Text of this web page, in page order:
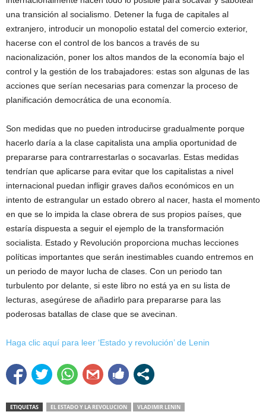
una transición al socialismo. Detener la fuga de capitales al
extranjero, introducir un monopolio estatal del comercio exterior,
hacerse con el control de los bancos a través de su
nacionalización, poner los altos mandos de la economía bajo el
control y la gestión de los trabajadores: estas son algunas de las
acciones que serían necesarias para comenzar la proceso de
planificación democrática de una economía.
Son medidas que no pueden introducirse gradualmente porque
hacerlo daría a la clase capitalista una amplia oportunidad de
prepararse para contrarrestarlas o socavarlas. Estas medidas
tendrían que aplicarse para evitar que los capitalistas a nivel
internacional puedan infligir graves daños económicos en un
intento de estrangular un estado obrero al nacer, hasta el momento
en que se lo impida la clase obrera de sus propios países, que
estaría dispuesta a seguir el ejemplo de la transformación
socialista. Estado y Revolución proporciona muchas lecciones
políticas importantes que serán inestimables cuando entremos en
un periodo de mayor lucha de clases. Con un periodo tan
turbulento por delante, si este libro no está ya en su lista de
lecturas, asegúrese de añadirlo para prepararse para las
poderosas batallas de clase que se avecinan.
Haga clic aquí para leer ‘Estado y revolución’ de Lenin
ETIQUETAS EL ESTADO Y LA REVOLUCION VLADIMIR LENIN